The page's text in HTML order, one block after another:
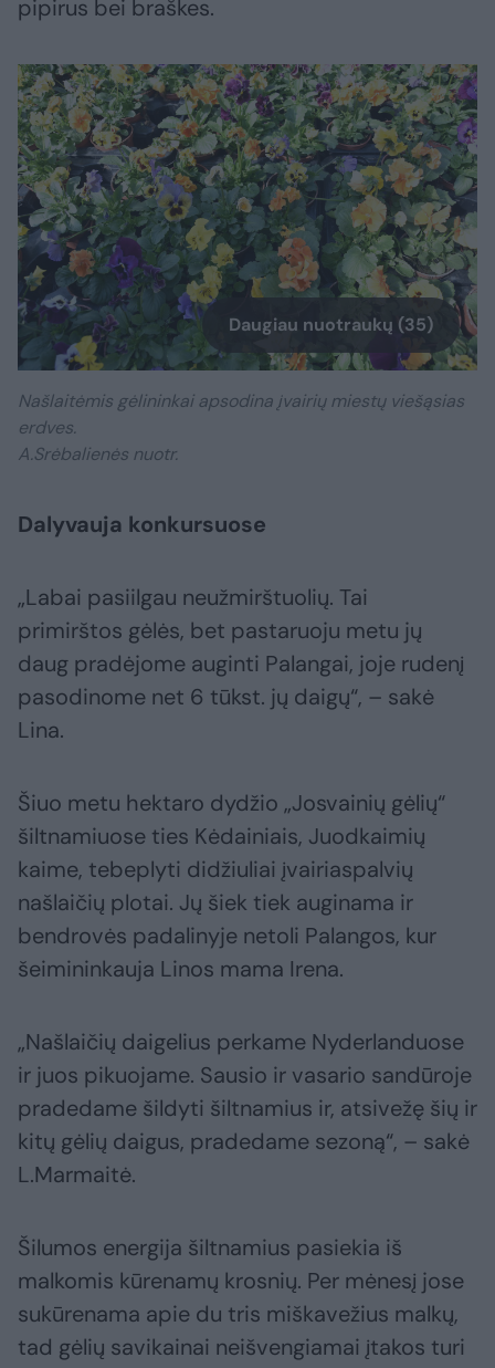
pipirus bei braškes.
Daugiau nuotraukų (35)
Našlaitėmis gėlininkai apsodina įvairių miestų viešąsias
erdves.
A.Srėbalienės nuotr.
Dalyvauja konkursuose
„Labai pasiilgau neužmirštuolių. Tai
primirštos gėlės, bet pastaruoju metu jų
daug pradėjome auginti Palangai, joje rudenį
pasodinome net 6 tūkst. jų daigų“, – sakė
Lina.
Šiuo metu hektaro dydžio „Josvainių gėlių“
šiltnamiuose ties Kėdainiais, Juodkaimių
kaime, tebeplyti didžiuliai įvairiaspalvių
našlaičių plotai. Jų šiek tiek auginama ir
bendrovės padalinyje netoli Palangos, kur
šeimininkauja Linos mama Irena.
„Našlaičių daigelius perkame Nyderlanduose
ir juos pikuojame. Sausio ir vasario sandūroje
pradedame šildyti šiltnamius ir, atsivežę šių ir
kitų gėlių daigus, pradedame sezoną“, – sakė
L.Marmaitė.
Šilumos energija šiltnamius pasiekia iš
malkomis kūrenamų krosnių. Per mėnesį jose
sukūrenama apie du tris miškavežius malkų,
tad gėlių savikainai neišvengiamai įtakos turi